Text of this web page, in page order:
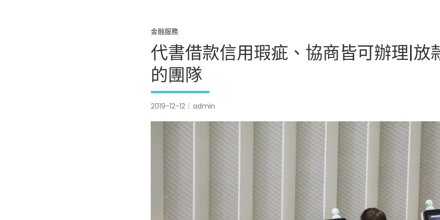
金融服務
代書借款信用瑕疵、協商皆可辦理|放
的團隊
2019-12-12 admin